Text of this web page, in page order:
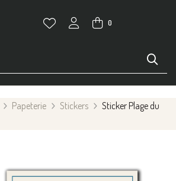
0
Papeterie Stickers
Sticker Plage du